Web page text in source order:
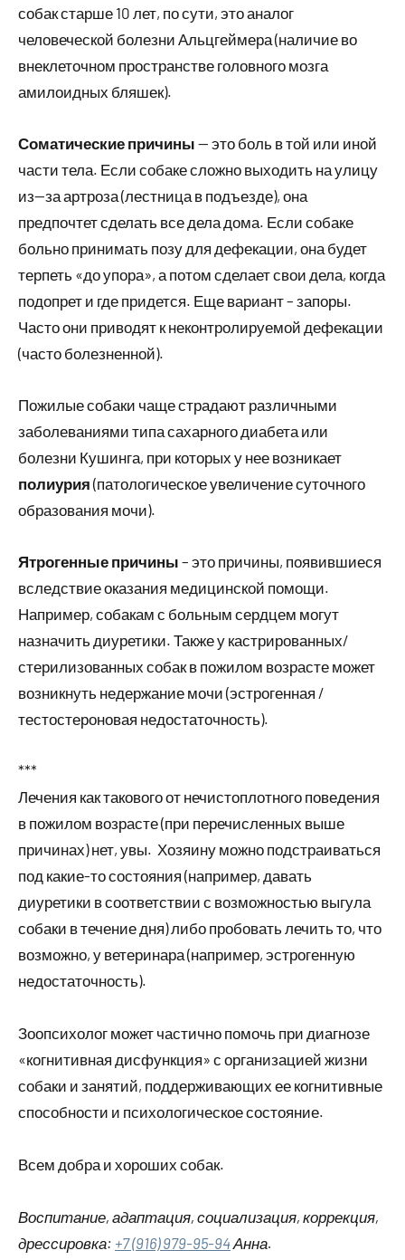
собак старше 10 лет, по сути, это аналог
человеческой болезни Альцгеймера (наличие во
внеклеточном пространстве головного мозга
амилоидных бляшек).
Соматические причины — это боль в той или иной
части тела. Если собаке сложно выходить на улицу
из—за артроза (лестница в подъезде), она
предпочтет сделать все дела дома. Если собаке
больно принимать позу для дефекации, она будет
терпеть «до упора», а потом сделает свои дела, когда
подопрет и где придется. Еще вариант – запоры.
Часто они приводят к неконтролируемой дефекации
(часто болезненной).
Пожилые собаки чаще страдают различными
заболеваниями типа сахарного диабета или
болезни Кушинга, при которых у нее возникает
полиурия (патологическое увеличение суточного
образования мочи).
Ятрогенные причины – это причины, появившиеся
вследствие оказания медицинской помощи.
Например, собакам с больным сердцем могут
назначить диуретики. Также у кастрированных/
стерилизованных собак в пожилом возрасте может
возникнуть недержание мочи (эстрогенная /
тестостероновая недостаточность).
***
Лечения как такового от нечистоплотного поведения
в пожилом возрасте (при перечисленных выше
причинах) нет, увы. Хозяину можно подстраиваться
под какие-то состояния (например, давать
диуретики в соответствии с возможностью выгула
собаки в течение дня) либо пробовать лечить то, что
возможно, у ветеринара (например, эстрогенную
недостаточность).
Зоопсихолог может частично помочь при диагнозе
«когнитивная дисфункция» с организацией жизни
собаки и занятий, поддерживающих ее когнитивные
способности и психологическое состояние.
Всем добра и хороших собак.
Воспитание, адаптация, социализация, коррекция,
дрессировка: +7 (916) 979-95-94Анна.